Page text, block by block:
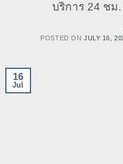
บริการ 24 ชม
POSTED ON JULY 16,
16
Jul